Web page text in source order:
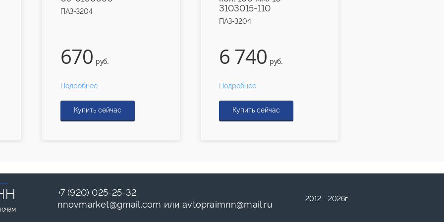
ПАЗ-3204
670 руб.
Подробнее
Купить сейчас
3103015-110
ПАЗ-3204
6 740 руб.
Подробнее
Купить сейчас
+7 (920) 025-25-32
nnovmarket@gmail.com илиavtopraimnn@mail.ru
2012 - 2026г.